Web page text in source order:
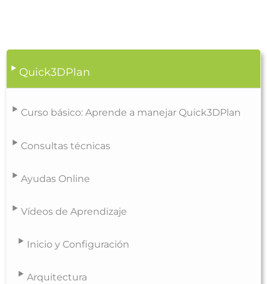
Quick3DPlan
Curso básico: Aprende a manejar Quick3DPlan
Consultas técnicas
Ayudas Online
Vídeos de Aprendizaje
Inicio y Configuración
Arquitectura